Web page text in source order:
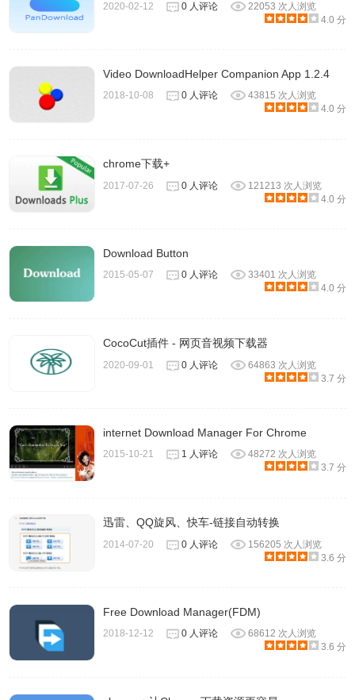
4、种子和搜索（PRO版）
制、启用其它下载选项以及为不同的种子文件置顶不同的存
放路径。而 Folx 的搜索功能支持十多种下载源，直接在软件
的输入框内搜索关键字也许能找到你需要的文件。
Folx是Mac上免费的网络下载管理器 ，Folx拥有现代的界
面，支持Retina显示效果。提供强大而独特的排序、保存、
PRO 版是优秀的 BT 查找工具。您无需在网络浏览器中打开
2020-02-12 0 人评论
22053 次人浏览
4.0 分
Video DownloadHelper Companion App 1.2.4
2018-10-08 0 人评论
43815 次人浏览
4.0 分
chrome下载+
2017-07-26 0 人评论
121213 次人浏览
4.0 分
Download Button
2015-05-07 0 人评论
33401 次人浏览
4.0 分
CocoCut插件 - 网页音视频下载器
2020-09-01 0 人评论
64863 次人浏览
3.7 分
internet Download Manager For Chrome
2015-10-21 1 人评论
48272 次人浏览
3.7 分
迅雷、QQ旋风、快车-链接自动转换
2014-07-20 0 人评论
156205 次人浏览
3.6 分
Free Download Manager(FDM)
2018-12-12 0 人评论
68612 次人浏览
3.6 分